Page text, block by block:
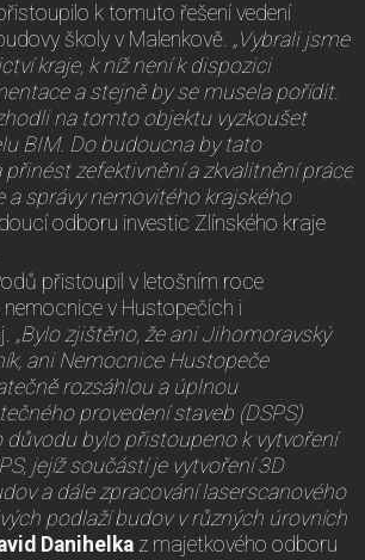
k tomuto řešení vedení
školy v Malenkově. „Vybrali jsme
kraje, k níž není k dispozici
a stejně by se musela pořídit.
na tomto objektu vyzkoušet
BIM. Do budoucna by tato
zefektivnění a zkvalitnění práce
a správy nemovitého krajského
odboru investic Zlínského kraje
přistoupil v letošním roce
v Hustopečích i
„Bylo zjištěno, že ani Jihomoravský
ani Nemocnice Hustopeče
rozsáhlou a úplnou
provedení staveb (DSPS)
důvodu bylo přistoupeno k vytvoření
jejíž součástí je vytvoření 3D
a dále zpracování laserscanového
podlaží budov v různých úrovních
Danihelka z majetkového odboru